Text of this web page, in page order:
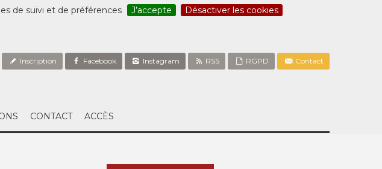
de suivi et de préférences J’accepte Désactiver les cookies
Inscription Facebook Instagram RSS RGPD Contact
CONTACT ACCÈS